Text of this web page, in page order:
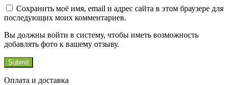
Сохранить моё имя, email и адрес сайта в этом браузере для
последующих моих комментариев.
Вы должны войти в систему, чтобы иметь возможность
добавлять фото к вашему отзыву.
Оплата и доставка